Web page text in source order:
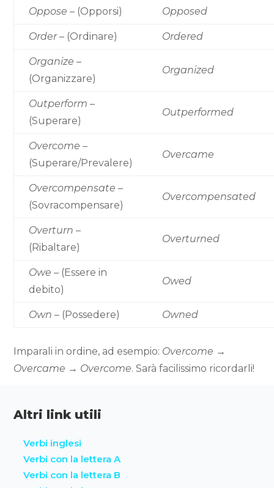
Oppose – (Opporsi) Opposed
Order– (Ordinare) Ordered
Organize –
(Organizzare)
Organized
Outperform –
(Superare)
Outperformed
Overcome –
(Superare/Prevalere)
Overcame
Overcompensate –
(Sovracompensare)
Overcompensated
Overturn –
(Ribaltare)
Overturned
Owe – (Essere in
debito)
Owed
Own – (Possedere) Owned
Imparali in ordine, ad esempio: Overcome →
Overcame → Overcome. Sarà facilissimo ricordarli!
Altri link utili
Verbi inglesi
Verbi con la lettera A
Verbi con la lettera B